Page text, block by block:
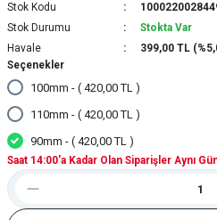
Stok Kodu
Stok Durumu
Stokta Var
Havale
399,00 TL
Saat 14:00'a Kadar Olan Siparişler Aynı
Seçenekler
100mm - ( 420,00 TL )
110mm - ( 420,00 TL )
90mm - ( 420,00 TL )